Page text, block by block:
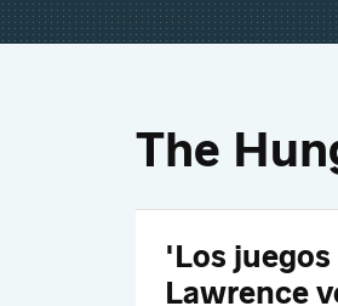
The
'Los
Lawrence